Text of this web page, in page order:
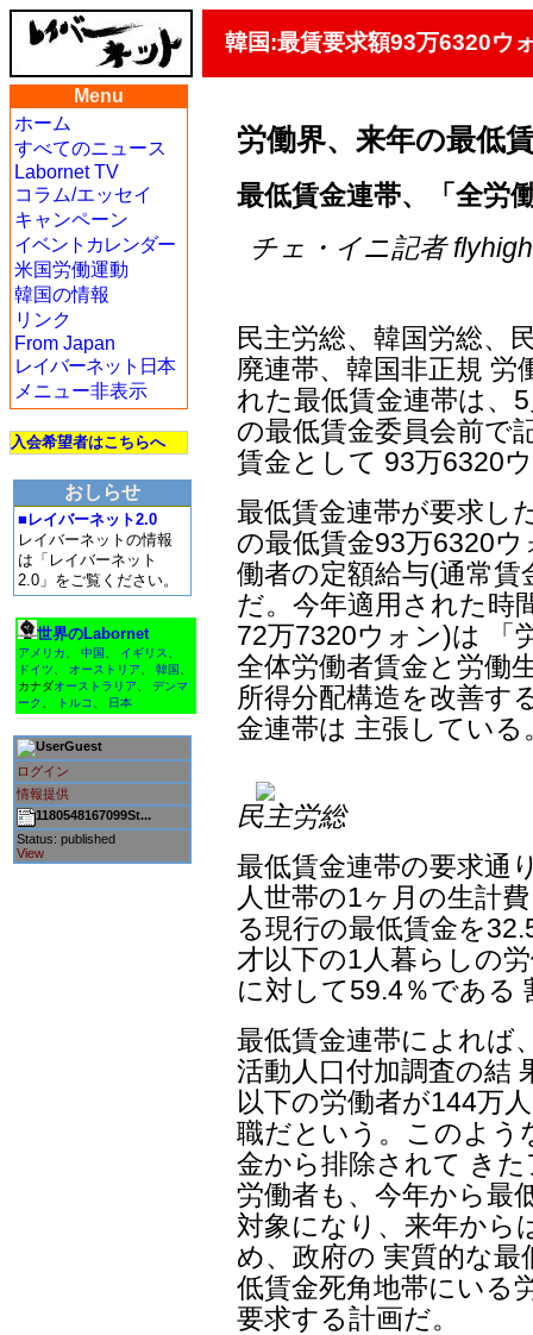
韓国:最賃要求額93万6320ウ
Menu
ホーム
すべてのニュース
Labornet TV
コラム/エッセイ
キャンペーン
イベントカレンダー
米国労働運動
韓国の情報
リンク
From Japan
レイバーネット日本
メニュー非表示
入会希望者はこちらへ
おしらせ
■レイバーネット2.0
レイバーネットの情報
は「レイバーネット
2.0」をご覧ください。
世界のLabornet
アメリカ 中国 イギリス
ドイツ
オーストリア 韓国
カナダオーストラリア
デンマ
ーク
トルコ 日本
Guest
ログイン
情報提供
1180548167099St...
Status: published
View
労働界、来年の最低
最低賃金連帯、「全労
チェ・イニ記者
民主労総、韓国労総、
廃連帯、韓国非正規
れた最低賃金連帯は、
の最低賃金委員会前で
賃金として 93万6320
最低賃金連帯が要求し
の最低賃金93万6320
働者の定額給与(通常
だ。今年適用された時
72万7320ウォン)は 「
全体労働者賃金と労働
所得分配構造を改善す
金連帯は 主張している
民主労総
最低賃金連帯の要求通
人世帯の1ヶ月の生計
る現行の最低賃金を
才以下の1人暮らしの
に対して59.4％である
最低賃金連帯によれば
活動人口付加調査の結
以下の労働者が144万
職だという。このよう
金から排除されて き
労働者も、今年から最
対象になり、来年から
め、政府の 実質的な
低賃金死角地帯にいる
要求する計画だ。